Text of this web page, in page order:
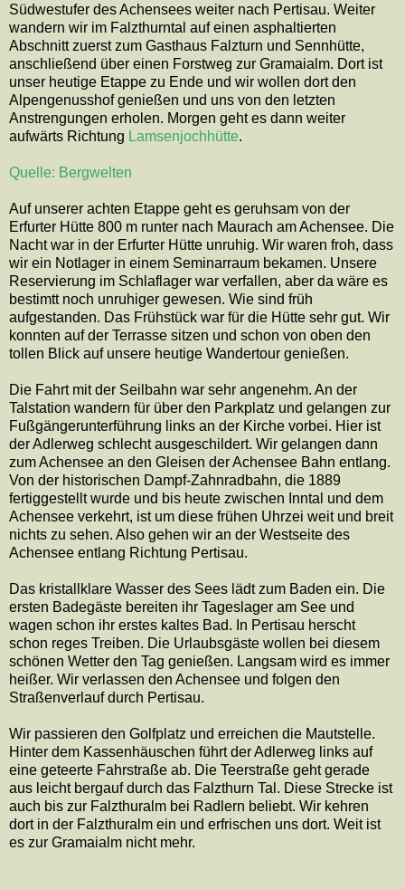
Südwestufer des Achensees weiter nach Pertisau. Weiter
wandern wir im Falzthurntal auf einen asphaltierten
Abschnitt zuerst zum Gasthaus Falzturn und Sennhütte,
anschließend über einen Forstweg zur Gramaialm. Dort ist
unser heutige Etappe zu Ende und wir wollen dort den
Alpengenusshof genießen und uns von den letzten
Anstrengungen erholen. Morgen geht es dann weiter
aufwärts Richtung Lamsenjochhütte.
Quelle: Bergwelten
Auf unserer achten Etappe geht es geruhsam von der
Erfurter Hütte 800 m runter nach Maurach am Achensee. Die
Nacht war in der Erfurter Hütte unruhig. Wir waren froh, dass
wir ein Notlager in einem Seminarraum bekamen. Unsere
Reservierung im Schlaflager war verfallen, aber da wäre es
bestimtt noch unruhiger gewesen. Wie sind früh
aufgestanden. Das Frühstück war für die Hütte sehr gut. Wir
konnten auf der Terrasse sitzen und schon von oben den
tollen Blick auf unsere heutige Wandertour genießen.
Die Fahrt mit der Seilbahn war sehr angenehm. An der
Talstation wandern für über den Parkplatz und gelangen zur
Fußgängerunterführung links an der Kirche vorbei. Hier ist
der Adlerweg schlecht ausgeschildert. Wir gelangen dann
zum Achensee an den Gleisen der Achensee Bahn entlang.
Von der historischen Dampf-Zahnradbahn, die 1889
fertiggestellt wurde und bis heute zwischen Inntal und dem
Achensee verkehrt, ist um diese frühen Uhrzei weit und breit
nichts zu sehen. Also gehen wir an der Westseite des
Achensee entlang Richtung Pertisau.
Das kristallklare Wasser des Sees lädt zum Baden ein. Die
ersten Badegäste bereiten ihr Tageslager am See und
wagen schon ihr erstes kaltes Bad. In Pertisau herscht
schon reges Treiben. Die Urlaubsgäste wollen bei diesem
schönen Wetter den Tag genießen. Langsam wird es immer
heißer. Wir verlassen den Achensee und folgen den
Straßenverlauf durch Pertisau.
Wir passieren den Golfplatz und erreichen die Mautstelle.
Hinter dem Kassenhäuschen führt der Adlerweg links auf
eine geteerte Fahrstraße ab. Die Teerstraße geht gerade
aus leicht bergauf durch das Falzthurn Tal. Diese Strecke ist
auch bis zur Falzthuralm bei Radlern beliebt. Wir kehren
dort in der Falzthuralm ein und erfrischen uns dort. Weit ist
es zur Gramaialm nicht mehr.